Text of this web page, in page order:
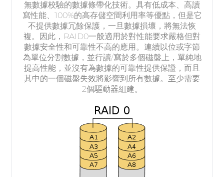
無數據校驗的數據條帶化技術。具有低成本、高讀
寫性能、100%的高存儲空間利用率等優點，但是它
不提供數據冗餘保護，一旦數據損壞，將無法恢
複。因此，RAID0一般適用於對性能要求嚴格但對
數據安全性和可靠性不高的應用。連續以位或字節
為單位分割數據，並行讀/寫於多個磁盤上，單純地
提高性能，並沒有為數據的可靠性提供保證，而且
其中的一個磁盤失效將影響到所有數據。至少需要
2個驅動器組建。